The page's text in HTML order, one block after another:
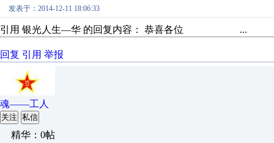
发表于：2014-12-11 18:06:33
引用 银光人生—华 的回复内容： 恭喜各位 ...
回复 引用 举报
魂——工人
关注 私信
精华：0帖